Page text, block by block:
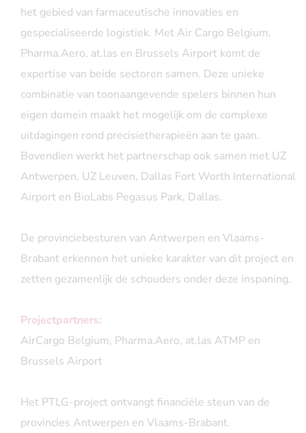
het gebied van farmaceutische innovaties en
gespecialiseerde logistiek. Met Air Cargo Belgium,
Pharma.Aero, at.las en Brussels Airport komt de
expertise van beide sectoren samen. Deze unieke
combinatie van toonaangevende spelers binnen hun
eigen domein maakt het mogelijk om de complexe
uitdagingen rond precisietherapieën aan te gaan.
Bovendien werkt het partnerschap ook samen met UZ
Antwerpen, UZ Leuven, Dallas Fort Worth International
Airport en BioLabs Pegasus Park, Dallas.
De provinciebesturen van Antwerpen en Vlaams-
Brabant erkennen het unieke karakter van dit project en
zetten gezamenlijk de schouders onder deze inspaning.
Projectpartners:
AirCargo Belgium, Pharma.Aero, at.las ATMP en
Brussels Airport
Het PTLG-project ontvangt financiële steun van de
provincies Antwerpen en Vlaams-Brabant.